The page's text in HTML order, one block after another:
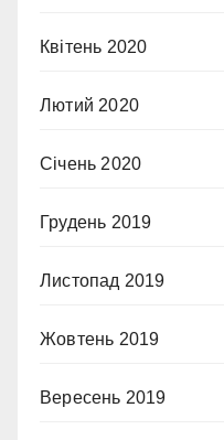
Квітень 2020
Лютий 2020
Січень 2020
Грудень 2019
Листопад 2019
Жовтень 2019
Вересень 2019